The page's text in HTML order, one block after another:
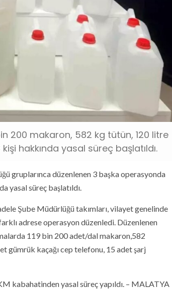
200 makaron, 582 kg tütün, 120 litre
hakkında yasal süreç başlatıldı.
gruplarınca düzenlenen 3 başka operasyonda
yasal süreç başlatıldı.
Şube Müdürlüğü takımları, vilayet genelinde
adrese operasyon düzenledi. Düzenlenen
119 bin 200 adet/dal makaron,582
gümrük kaçağı cep telefonu, 15 adet şarj
kabahatinden yasal süreç yapıldı. – MALATYA